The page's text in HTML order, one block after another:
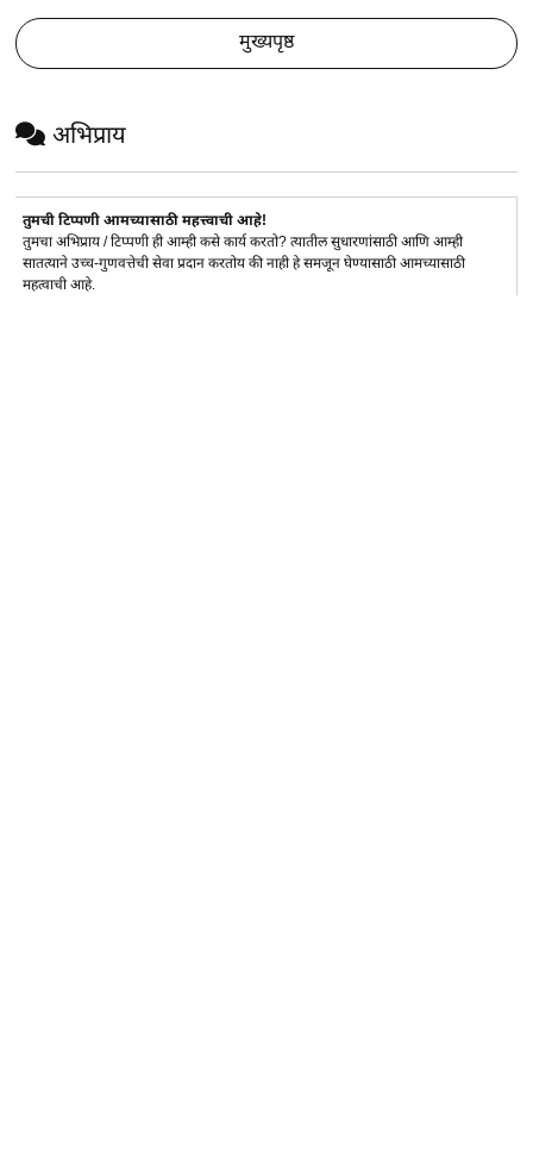
मुख्यपृष्ठ
अभिप्राय
तुमची टिप्पणी आमच्यासाठी महत्त्वाची आहे!
तुमचा अभिप्राय / टिप्पणी ही आम्ही कसे कार्य करतो? त्यातील सुधारणांसाठी आणि आम्ही
सातत्याने उच्च-गुणवत्तेची सेवा प्रदान करतोय की नाही हे समजून घेण्यासाठी आमच्यासाठी
महत्वाची आहे.